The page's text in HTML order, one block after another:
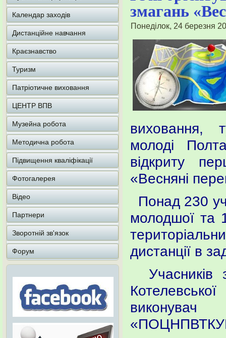
Календар заходів
Дистанційне навчання
Краєзнавство
Туризм
Патріотичне виховання
ЦЕНТР ВПВ
Музейна робота
Методична робота
Підвищення кваліфікації
Фотогалерея
Відео
Партнери
Зворотній зв'язок
Форум
змагань
Понеділок, 24 березня
виховання,
молоді
відкриту
«Весняні
Понад 230
молодшої та
дистанції в
Учасників